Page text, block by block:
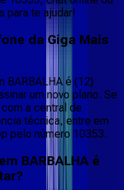
para te ajudar!
da Giga Mais
BARBALHA é (12)
um novo plano. Se
a central de
técnica, entre em
pelo número 10353.
BARBALHA é